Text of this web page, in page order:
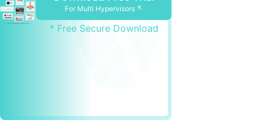
For Multi Hypervisors ↖
* Free Secure Download